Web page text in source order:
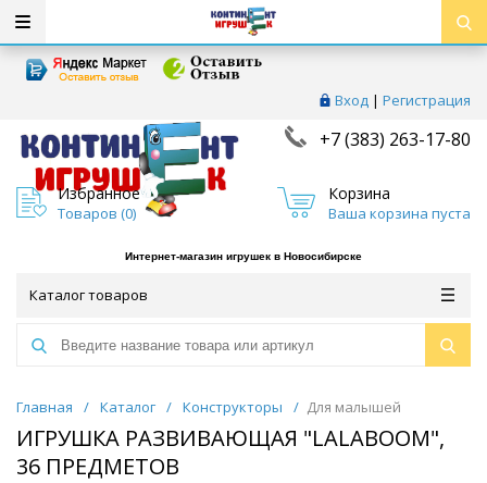
Вход | Регистрация
+7 (383) 263-17-80
Избранное
Товаров (0)
Корзина
Ваша корзина пуста
Интернет-магазин игрушек в Новосибирске
Каталог товаров
Главная / Каталог / Конструкторы / Для малышей
ИГРУШКА РАЗВИВАЮЩАЯ "LALABOOM",
36 ПРЕДМЕТОВ